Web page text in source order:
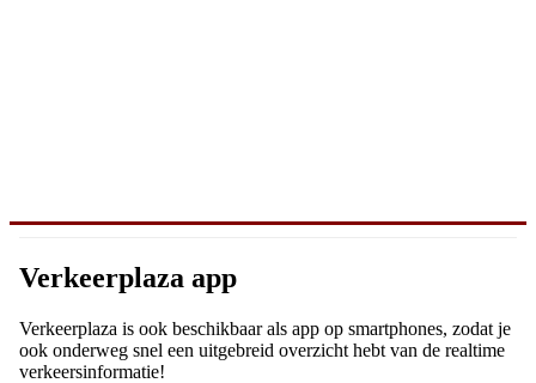
Verkeerplaza app
Verkeerplaza is ook beschikbaar als app op smartphones, zodat je
ook onderweg snel een uitgebreid overzicht hebt van de realtime
verkeersinformatie!